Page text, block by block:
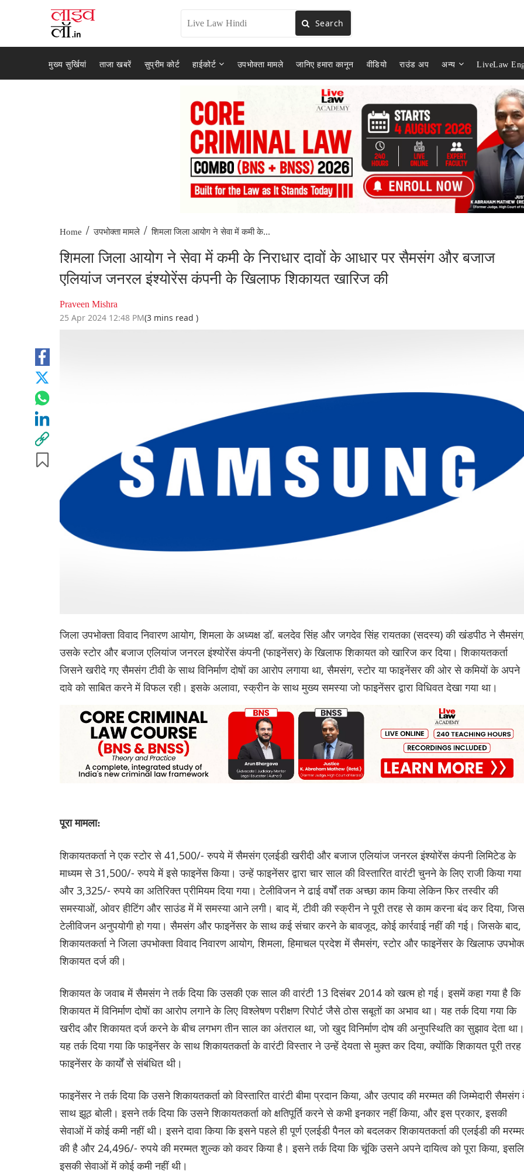
Search
मुख्य सुर्खियां ताजा खबरें सुप्रीम कोर्ट हाईकोर्ट उपभोक्ता मामले जानिए हमारा कानून वीडियो राउंड अप अन्य LiveLaw
Home / उपभोक्ता मामले / शिमला जिला आयोग ने सेवा में कमी के...
शिमला जिला आयोग ने सेवा में कमी के निराधार दावों के आधार पर सैमसंग और बजाज
एलियांज जनरल इंश्योरेंस कंपनी के खिलाफ शिकायत खारिज की
Praveen Mishra
25 Apr 2024 12:48 PM(3 mins read )
जिला उपभोक्ता विवाद निवारण आयोग, शिमला के अध्यक्ष डॉ. बलदेव सिंह और जगदेव सिंह रायतका (सदस्य) की खंडपीठ ने
उसके स्टोर और बजाज एलियांज जनरल इंश्योरेंस कंपनी (फाइनेंसर) के खिलाफ शिकायत को खारिज कर दिया। शिकायतकर्ता
जिसने खरीदे गए सैमसंग टीवी के साथ विनिर्माण दोषों का आरोप लगाया था, सैमसंग, स्टोर या फाइनेंसर की ओर से कमियों के अपने
दावे को साबित करने में विफल रही। इसके अलावा, स्क्रीन के साथ मुख्य समस्या जो फाइनेंसर द्वारा विधिवत देखा गया था।
पूरा मामला:
शिकायतकर्ता ने एक स्टोर से 41,500/- रुपये में सैमसंग एलईडी खरीदी और बजाज एलियांज जनरल इंश्योरेंस कंपनी लिमिटेड के
माध्यम से 31,500/- रुपये में इसे फाइनेंस किया। उन्हें फाइनेंसर द्वारा चार साल की विस्तारित वारंटी चुनने के लिए राजी किया गया
और 3,325/- रुपये का अतिरिक्त प्रीमियम दिया गया। टेलीविजन ने ढाई वर्षों तक अच्छा काम किया लेकिन फिर तस्वीर की
समस्याओं, ओवर हीटिंग और साउंड में में समस्या आने लगी। बाद में, टीवी की स्क्रीन ने पूरी तरह से काम करना बंद कर दिया,
टेलीविजन अनुपयोगी हो गया। सैमसंग और फाइनेंसर के साथ कई संचार करने के बावजूद, कोई कार्रवाई नहीं की गई। जिसके बाद,
शिकायतकर्ता ने जिला उपभोक्ता विवाद निवारण आयोग, शिमला, हिमाचल प्रदेश में सैमसंग, स्टोर और फाइनेंसर के खिलाफ
शिकायत दर्ज की।
शिकायत के जवाब में सैमसंग ने तर्क दिया कि उसकी एक साल की वारंटी 13 दिसंबर 2014 को खत्म हो गई। इसमें कहा गया है कि
शिकायत में विनिर्माण दोषों का आरोप लगाने के लिए विश्लेषण परीक्षण रिपोर्ट जैसे ठोस सबूतों का अभाव था। यह तर्क दिया गया कि
खरीद और शिकायत दर्ज करने के बीच लगभग तीन साल का अंतराल था, जो खुद विनिर्माण दोष की अनुपस्थिति का सुझाव देता था।
यह तर्क दिया गया कि फाइनेंसर के साथ शिकायतकर्ता के वारंटी विस्तार ने उन्हें देयता से मुक्त कर दिया, क्योंकि शिकायत पूरी
फाइनेंसर के कार्यों से संबंधित थी।
फाइनेंसर ने तर्क दिया कि उसने शिकायतकर्ता को विस्तारित वारंटी बीमा प्रदान किया, और उत्पाद की मरम्मत की जिम्मेदारी
साथ झूठ बोली। इसने तर्क दिया कि उसने शिकायतकर्ता को क्षतिपूर्ति करने से कभी इनकार नहीं किया, और इस प्रकार, इसकी
सेवाओं में कोई कमी नहीं थी। इसने दावा किया कि इसने पहले ही पूर्ण एलईडी पैनल को बदलकर शिकायतकर्ता की एलईडी की
की है और 24,496/- रुपये की मरम्मत शुल्क को कवर किया है। इसने तर्क दिया कि चूंकि उसने अपने दायित्व को पूरा किया,
इसकी सेवाओं में कोई कमी नहीं थी।